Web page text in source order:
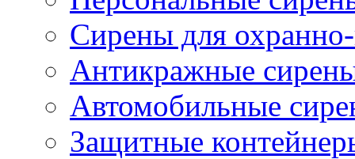
Сирены для
Антикражные
Автомобильные
Защитные